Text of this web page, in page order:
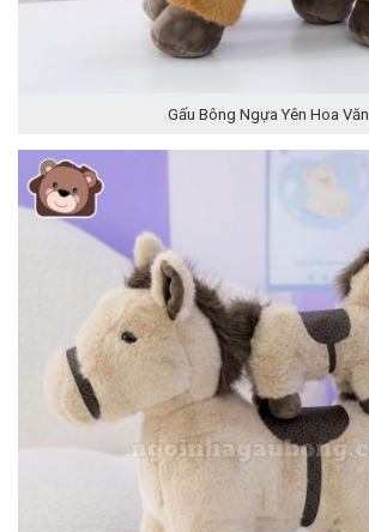
Gấu Bông Ngựa Yên Hoa Văn